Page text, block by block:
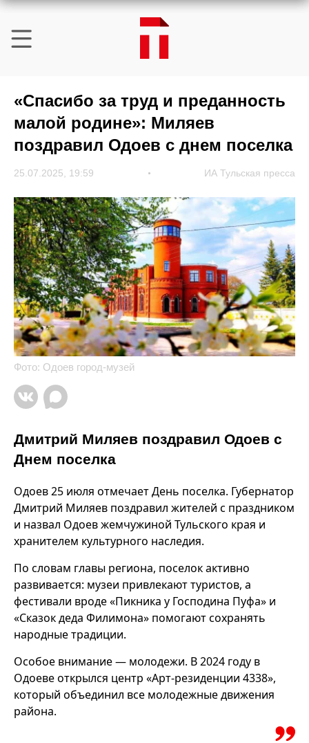
«Спасибо за труд и преданность
малой родине»: Миляев
поздравил Одоев с днем поселка
25.07.2025, 19:59 ИА Тульская пресса
Фото: Одоев город-музей
Дмитрий Миляев поздравил Одоев с
Днем поселка
Одоев 25 июля отмечает День поселка. Губернатор
Дмитрий Миляев поздравил жителей с праздником
и назвал Одоев жемчужиной Тульского края и
хранителем культурного наследия.
По словам главы региона, поселок активно
развивается: музеи привлекают туристов, а
фестивали вроде «Пикника у Господина Пуфа» и
«Сказок деда Филимона» помогают сохранять
народные традиции.
Особое внимание — молодежи. В 2024 году в
Одоеве открылся центр «Арт-резиденции 4338»,
который объединил все молодежные движения
района.